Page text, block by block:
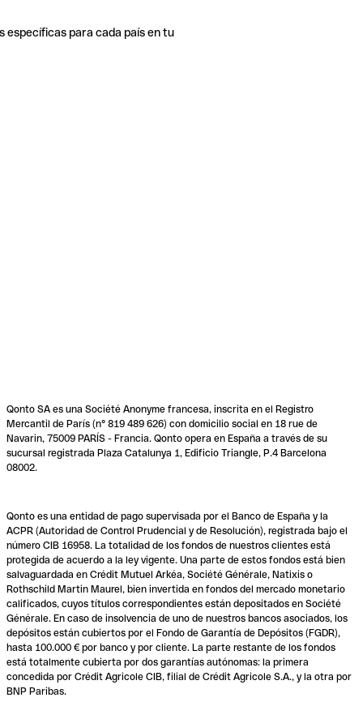
específicas para cada país en tu
Qonto SA es una Société Anonyme francesa, inscrita en el Registro
Mercantil de París (n° 819 489 626) con domicilio social en 18 rue de
Navarin, 75009 PARÍS - Francia. Qonto opera en España a través de su
sucursal registrada Plaza Catalunya 1, Edificio Triangle, P.4 Barcelona
08002.
Qonto es una entidad de pago supervisada por el Banco de España y la
ACPR (Autoridad de Control Prudencial y de Resolución), registrada bajo el
número CIB 16958. La totalidad de los fondos de nuestros clientes está
protegida de acuerdo a la ley vigente. Una parte de estos fondos está bien
salvaguardada en Crédit Mutuel Arkéa, Société Générale, Natixis o
Rothschild Martin Maurel, bien invertida en fondos del mercado monetario
calificados, cuyos títulos correspondientes están depositados en Société
Générale. En caso de insolvencia de uno de nuestros bancos asociados, los
depósitos están cubiertos por el Fondo de Garantía de Depósitos (FGDR),
hasta 100.000 € por banco y por cliente. La parte restante de los fondos
está totalmente cubierta por dos garantías autónomas: la primera
concedida por Crédit Agricole CIB, filial de Crédit Agricole S.A., y la otra por
BNP Paribas.